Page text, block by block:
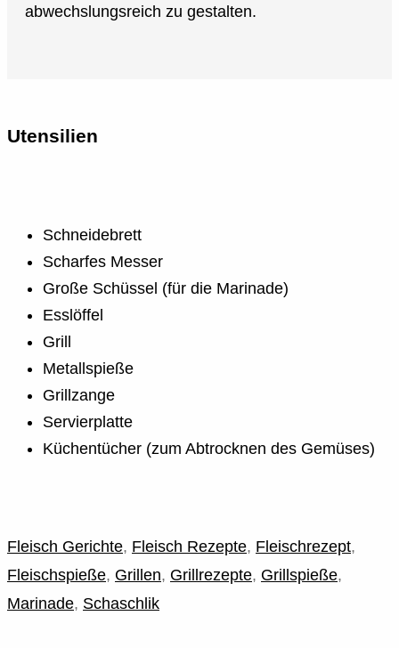
abwechslungsreich zu gestalten.
Utensilien
Schneidebrett
Scharfes Messer
Große Schüssel (für die Marinade)
Esslöffel
Grill
Metallspieße
Grillzange
Servierplatte
Küchentücher (zum Abtrocknen des Gemüses)
Fleisch Gerichte, Fleisch Rezepte, Fleischrezept,
Fleischspieße, Grillen, Grillrezepte, Grillspieße,
Marinade, Schaschlik